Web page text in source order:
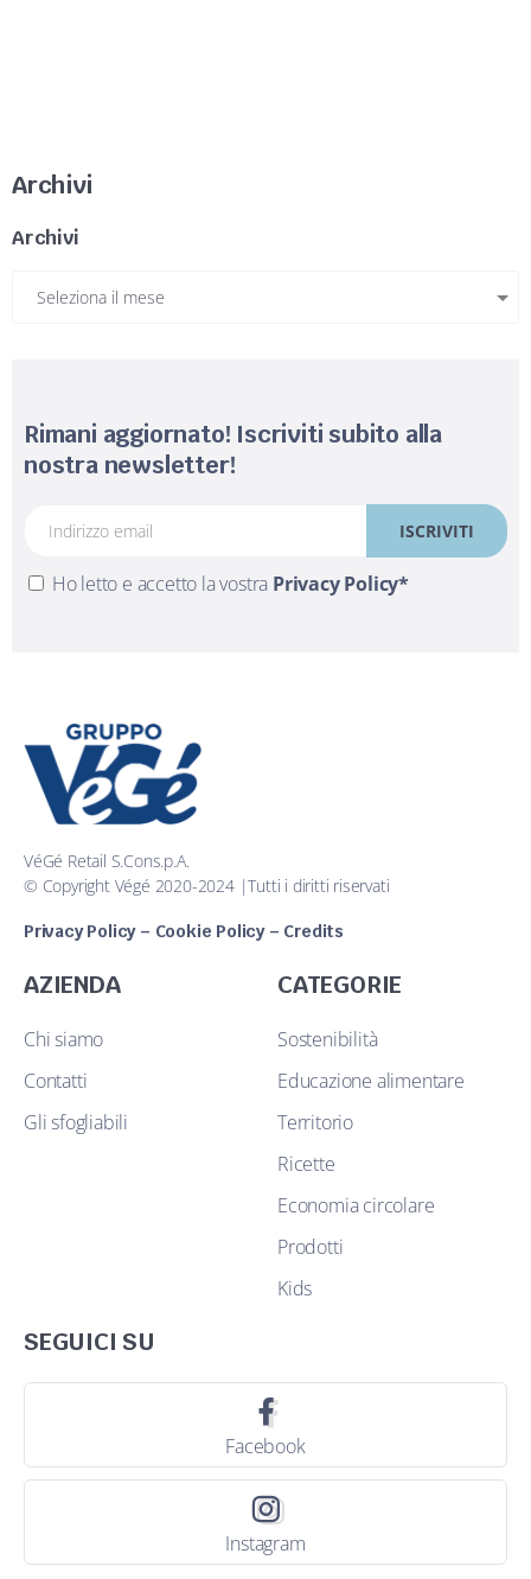
Archivi
Archivi
Rimani aggiornato! Iscriviti subito alla
nostra newsletter!
Ho letto e accetto la vostra Privacy Policy*
VéGé Retail S.Cons.p.A.
© Copyright Végé 2020-2024 |Tutti i diritti riservati
Privacy Policy– Cookie Policy– Credits
AZIENDA
Chi siamo
Contatti
Gli sfogliabili
CATEGORIE
Sostenibilità
Educazione alimentare
Territorio
Ricette
Economia circolare
Prodotti
Kids
SEGUICI SU
Facebook
Instagram